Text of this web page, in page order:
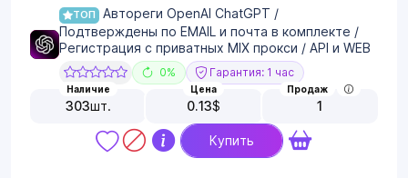
ТОП
Автореги OpenAI ChatGPT /
Подтверждены по EMAIL и почта в комплекте /
Регистрация с приватных MIX прокси / API и WEB
0% Гарантия: 1 час
Наличие
303шт.
Цена
0.13$
Продаж
1
Купить